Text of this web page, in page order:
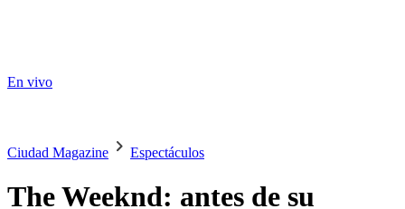
En vivo
Ciudad Magazine Espectáculos
The Weeknd: antes de su